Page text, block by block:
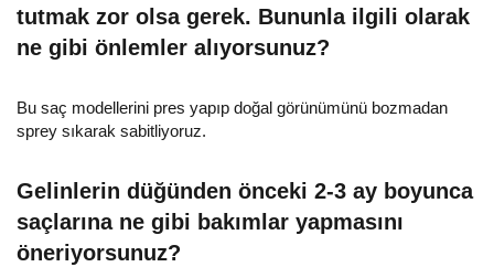
tutmak zor olsa gerek. Bununla ilgili olarak
ne gibi önlemler alıyorsunuz?
Bu saç modellerini pres yapıp doğal görünümünü bozmadan
sprey sıkarak sabitliyoruz.
Gelinlerin düğünden önceki 2-3 ay boyunca
saçlarına ne gibi bakımlar yapmasını
öneriyorsunuz?